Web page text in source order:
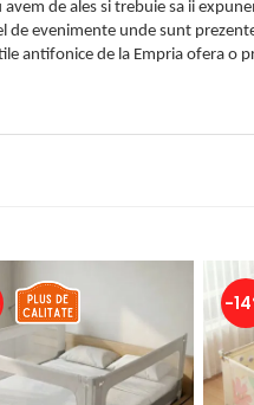
de ales si trebuie sa ii
de evenimente unde sunt
antifonice de la Empria ofera o
-